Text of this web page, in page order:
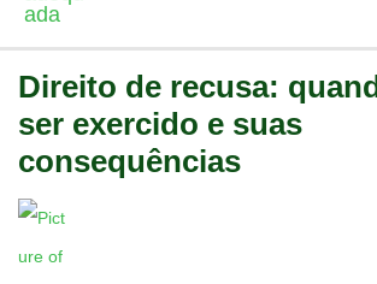
Direito de recusa:
ser exercido e suas
consequências